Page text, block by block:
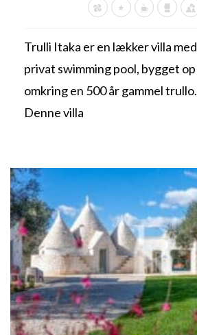
Trulli Itaka er en lækker villa med
privat swimming pool, bygget op
omkring en 500 år gammel trullo.
Denne villa